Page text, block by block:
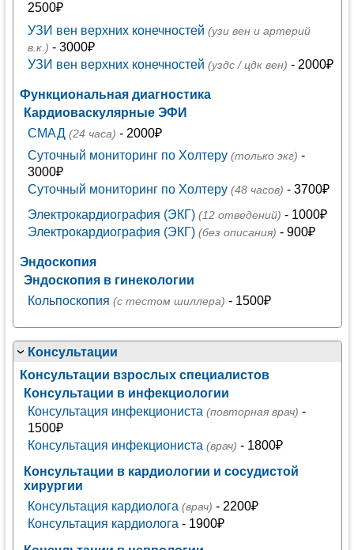
2500₽
УЗИ вен верхних конечностей (узи вен и артерий
в.к.) - 3000₽
УЗИ вен верхних конечностей (уздс / цдк вен) - 2000₽
Функциональная диагностика
Кардиоваскулярные ЭФИ
СМАД (24 часа) - 2000₽
Суточный мониторинг по Холтеру (только экг) -
3000₽
Суточный мониторинг по Холтеру (48 часов) - 3700₽
Электрокардиография (ЭКГ) (12 отведений) - 1000₽
Электрокардиография (ЭКГ) (без описания) - 900₽
Эндоскопия
Эндоскопия в гинекологии
Кольпоскопия (с тестом шиллера) - 1500₽
Консультации
Консультации взрослых специалистов
Консультации в инфекциологии
Консультация инфекциониста (повторная врач) -
1500₽
Консультация инфекциониста (врач) - 1800₽
Консультации в кардиологии и сосудистой
хирургии
Консультация кардиолога (врач) - 2200₽
Консультация кардиолога - 1900₽